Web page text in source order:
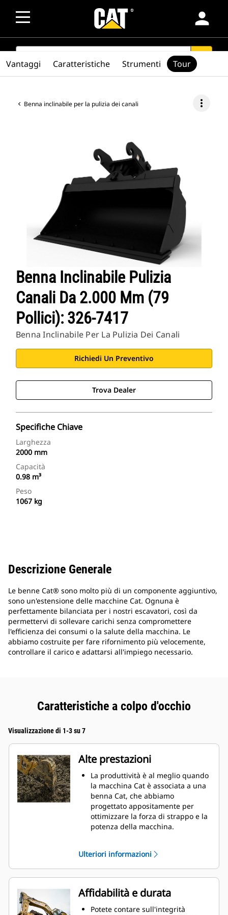
person
SEARCH search
Benna inclinabile per la pulizia dei canali more_vert
Benna Inclinabile Pulizia
Canali Da 2.000 Mm (79
Pollici): 326-7417
Benna Inclinabile Per La Pulizia Dei Canali
Richiedi Un Preventivo
Trova Dealer
Specifiche Chiave
Larghezza
2000 mm
Capacità
0.98 m³
Peso
1067 kg
Vantaggi Caratteristiche Strumenti Tour
Descrizione Generale
Le benne Cat® sono molto più di un componente aggiuntivo,
sono un'estensione delle macchine Cat. Ognuna è
perfettamente bilanciata per i nostri escavatori, così da
permettervi di sollevare carichi senza compromettere
l'efficienza dei consumi o la salute della macchina. Le
abbiamo costruite per fare rifornimento più velocemente,
controllare il carico e adattarsi all'impiego necessario.
Caratteristiche a colpo d'occhio
Visualizzazione di 1-3 su 7
Alte prestazioni
La produttività è al meglio quando
la macchina Cat è associata a una
benna Cat, che abbiamo
progettato appositamente per
ottimizzare la forza di strappo e la
potenza della macchina.
benna. Il gioco del tallone
aggiunto assicura che il fondo
della benna non si trascini,
riducendo i costi della
manutenzione.
I consumi di carburante si
Ulteriori informazioni
Affidabilità e durata
Potete contare sull'integrità